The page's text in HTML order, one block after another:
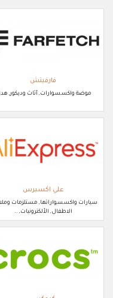
فارفيتش
موضة واكسسوارات, أثاث وديكور,
علي اكسبرس
سيارات واكسسواراتها, مستلزمات
الاطفال, الألكترونيات, ..